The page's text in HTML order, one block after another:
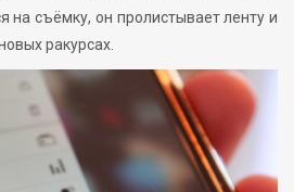
на съёмку, он пролистывает ленту и
ракурсах.